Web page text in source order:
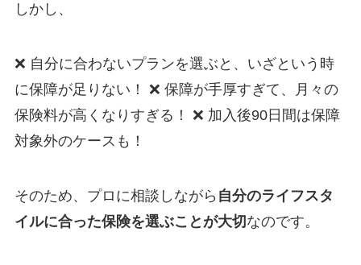
しかし、
❌ 自分に合わないプランを選ぶと、いざという時
に保障が足りない！ ❌ 保障が手厚すぎて、月々の
保険料が高くなりすぎる！ ❌ 加入後90日間は保障
対象外のケースも！
そのため、プロに相談しながら 自分のライフスタ
イルに合った保険を選ぶことが大切なのです。